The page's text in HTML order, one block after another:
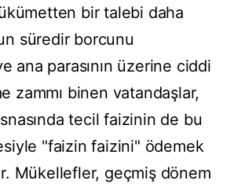
bir talebi daha
süredir borcunu
ana parasının üzerine ciddi
zammı binen vatandaşlar,
tecil faizinin de bu
"faizin faizini" ödemek
Mükellefler, geçmiş dönem